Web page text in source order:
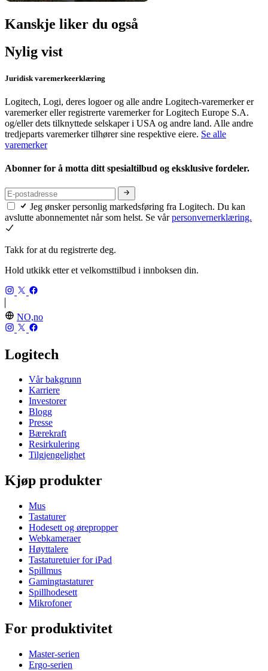
Kanskje liker du også
Nylig vist
Juridisk varemerkeerklæring
Logitech, Logi, deres logoer og alle andre Logitech-varemerker er
varemerker eller registrerte varemerker for Logitech Europe S.A.
og/eller dets tilknyttede selskaper i USA og andre land. Alle andre
tredjeparts varemerker tilhører sine respektive eiere. Se alle
varemerker
Abonner for å motta ditt spesialtilbud og eksklusive fordeler.
Jeg ønsker personlig markedsføring fra Logitech. Du kan
avslutte abonnementet når som helst. Se vårpersonvernerklæring.
Takk for at du registrerte deg.
Hold utkikk etter et velkomsttilbud i innboksen din.
NO,no
Logitech
Vår bakgrunn
Karriere
Investorer
Blogg
Presse
Bærekraft
Resirkulering
Tilgjengelighet
Kjøp produkter
Mus
Tastaturer
Hodesett og ørepropper
Webkameraer
Høyttalere
Tastaturetuier for iPad
Spillmus
Gamingtastaturer
Spillhodesett
Mikrofoner
For produktivitet
Master-serien
Ergo-serien